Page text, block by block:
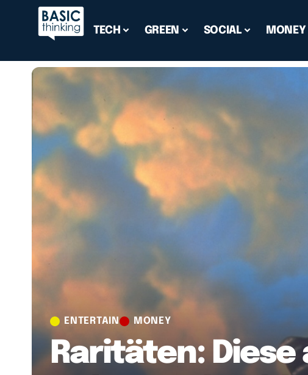
TECH GREEN SOCIAL MONEY
ENTERTAIN MONEY
Raritäten: